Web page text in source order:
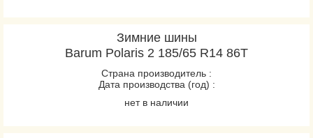
Зимние шины
Barum Polaris 2 185/65 R14 86T
Страна производитель :
Дата производства (год) :
нет в наличии